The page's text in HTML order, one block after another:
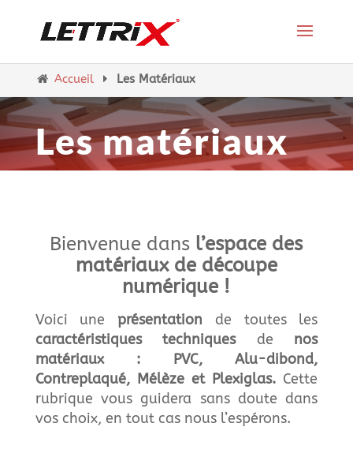
Accueil Les Matériaux
Les matériaux
Bienvenue dans l’espace des
matériaux de découpe
numérique !
Voici uneprésentation de toutes les
caractéristiques techniquesde nos
matériaux : PVC, Alu-dibond,
Contreplaqué, Mélèzeet Plexiglas. Cette
rubrique vous guidera sans doute dans
vos choix, en tout cas nous l’espérons.